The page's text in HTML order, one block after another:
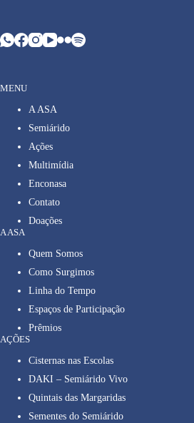
MENU
A ASA
Semiárido
Ações
Multimídia
Enconasa
Contato
Doações
A ASA
Quem Somos
Como Surgimos
Linha do Tempo
Espaços de Participação
Prêmios
AÇÕES
Cisternas nas Escolas
DAKI – Semiárido Vivo
Quintais das Margaridas
Sementes do Semiárido